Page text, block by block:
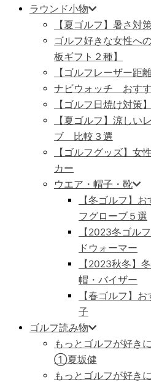
ラウンド小物
【夏ゴルフ】暑さ
ゴルフ好きな女性へ
板ギフト２種】
【ゴルフレーザー距
ナビウォッチ おす
【ゴルフ日焼け対策
【夏ゴルフ】涼しい
ブ 比較３選
【ゴルフグッズ】女
カー
ウエア・帽子・靴
【冬ゴルフ】
フグローブ５選
【2023冬ゴル
ドウォーマー
【2023秋冬】
帽・バイザー
【春ゴルフ】
子
ゴルフ読み物
もっとゴルフが好き
①夏坂健
もっとゴルフが好き